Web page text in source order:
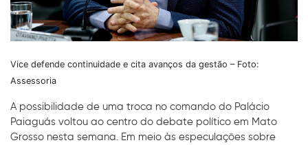
Vice defende continuidade e cita avanços da gestão – Foto:
Assessoria
A possibilidade de uma troca no comando do Palácio
Paiaguás voltou ao centro do debate político em Mato
Grosso nesta semana. Em meio às especulações sobre